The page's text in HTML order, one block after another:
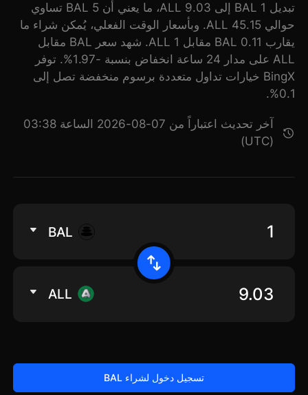
تبديل 1 BAL إلى 9.03 ALL، ما يعني أن 5 BAL تساوي
حوالي 45.15 ALL. وبأسعار الوقت الفعلي، يُمكن شراء ما
يقارب 0.11 BAL مقابل 1 ALL. شهد سعر BAL مقابل
ALL على مدار 24 ساعة انخفاض بنسبة -1.97%. توفر
BingX خيارات تداول متعددة برسوم منخفضة تصل إلى
0.1%.
آخر تحديث اعتباراً من 07-08-2026 الساعة 03:38
(UTC)
BAL
ALL
تسجيل دخول لشراء BAL